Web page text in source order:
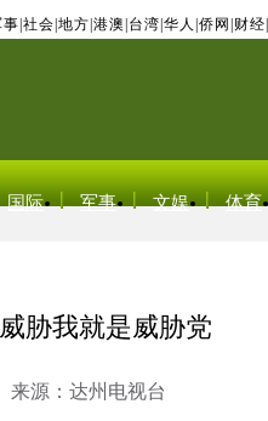
事 社会 地方 港澳 台湾 华人 侨网 财经
国际 军事 文娱 体育
胁我就是威胁党
来源：达州电视台